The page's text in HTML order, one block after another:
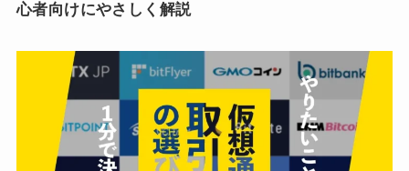
心者向けにやさしく解説